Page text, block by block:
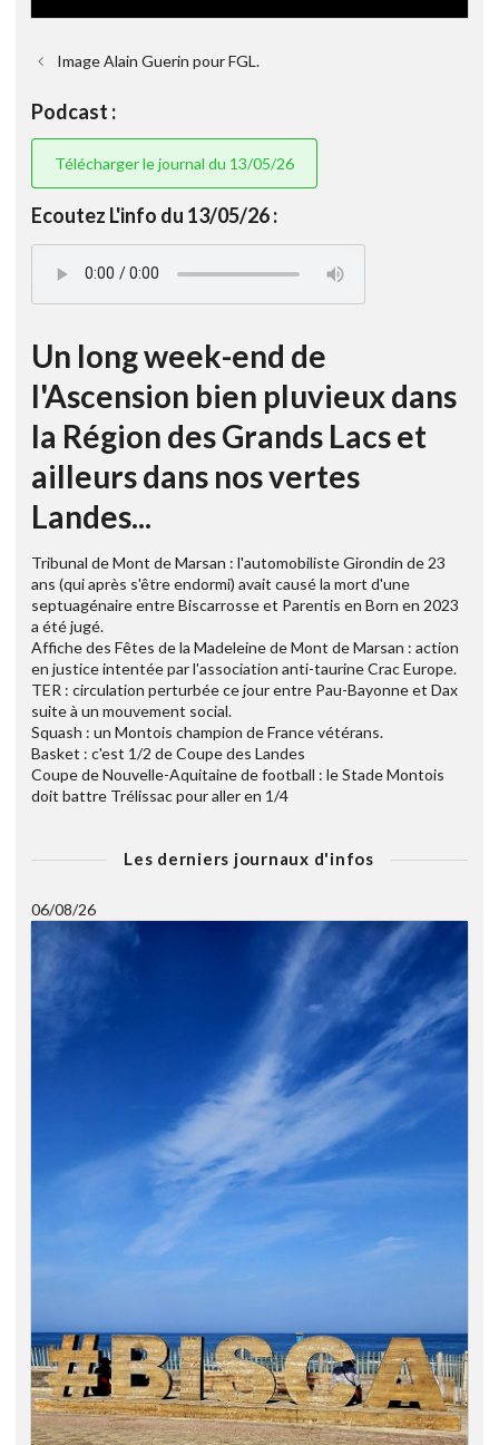
Image Alain Guerin pour FGL.
Podcast :
Télécharger le journal du 13/05/26
Ecoutez L'info du 13/05/26 :
Un long week-end de
l'Ascension bien pluvieux dans
la Région des Grands Lacs et
ailleurs dans nos vertes
Landes...
Tribunal de Mont de Marsan : l'automobiliste Girondin de 23
ans (qui après s'être endormi) avait causé la mort d'une
septuagénaire entre Biscarrosse et Parentis en Born en 2023
a été jugé.
Affiche des Fêtes de la Madeleine de Mont de Marsan : action
en justice intentée par l'association anti-taurine Crac Europe.
TER : circulation perturbée ce jour entre Pau-Bayonne et Dax
suite à un mouvement social.
Squash : un Montois champion de France vétérans.
Basket : c'est 1/2 de Coupe des Landes
Coupe de Nouvelle-Aquitaine de football : le Stade Montois
doit battre Trélissac pour aller en 1/4
Les derniers journaux d'infos
06/08/26